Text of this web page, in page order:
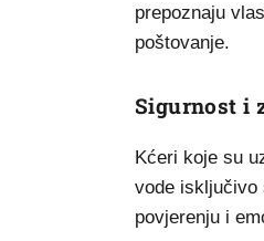
prepoznaju
poštovanje.
Sigurnost i
Kćeri koje su
vode isključivo
povjerenju i